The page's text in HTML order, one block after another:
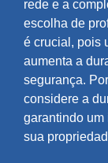
rede e a
escolha de
é crucial, pois
aumenta a
segurança.
considere a
garantindo um
sua